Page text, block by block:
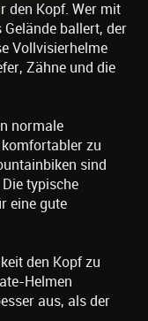
den Kopf. Wer mit
ballert, der
Vollvisierhelme
Zähne und die
normale
zu
sind
typische
eine gute
den Kopf zu
Helmen
aus, als der